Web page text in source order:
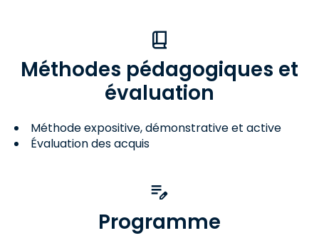
Méthodes pédagogiques et
évaluation
Méthode expositive, démonstrative et active
Évaluation des acquis
Programme